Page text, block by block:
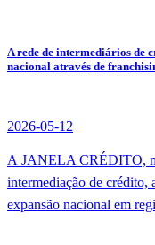
A rede de intermediários de
nacional através de
2026-05-12
A JANELA CRÉDITO,
intermediação de crédito,
expansão nacional em